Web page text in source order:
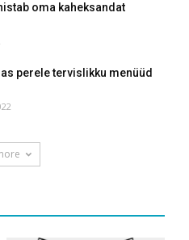
oma kaheksandat
perele tervislikku menüüd